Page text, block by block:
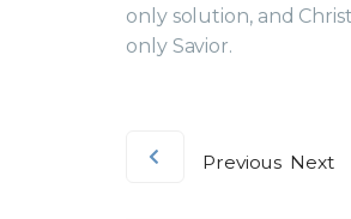
only solution, and
only Savior.
Previous Next